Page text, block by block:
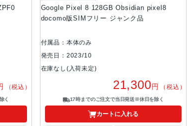
（税込）
く
Google Pixel 8 128GB Obsidian pixel8
docomo版SIMフリー ジャンク品
付属品：本体のみ
発売日：2023/10
在庫なし(入荷未定)
21,300円 （税込）
17時までのご注文で当日発送※休日を除く
カートに入れる